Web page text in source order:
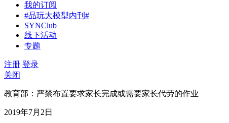
我的订阅
#品玩大模型内刊#
SYNClub
线下活动
专题
注册 登录
关闭
教育部：严禁布置要求家长完成或需要家长代劳的作业
2019年7月2日